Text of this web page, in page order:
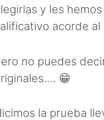
y les
acorde al
no puedes
😁
la prueba